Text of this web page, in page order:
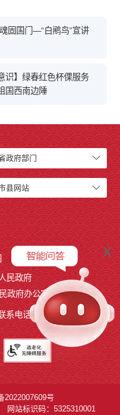
固国门—“白鹇鸟”宣讲
识】绿春红色杯倮服务
国西南边陲
政府部门
县网站
x
民政府
政府办公室
系电话：0873-4221495
2022007609号
网站标识码：5325310001